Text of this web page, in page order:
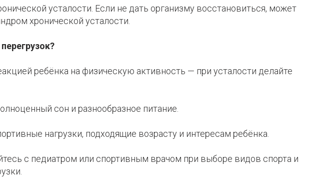
усталости. Если не дать организму восстановиться, может
хронической усталости.
ребёнка на физическую активность — при усталости делайте
сон и разнообразное питание.
нагрузки, подходящие возрасту и интересам ребёнка.
с педиатром или спортивным врачом при выборе видов спорта и